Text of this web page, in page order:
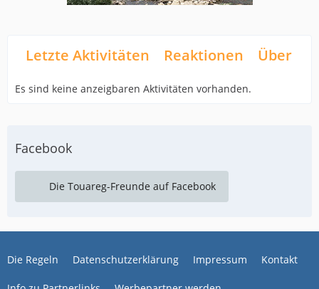
Letzte Aktivitäten Reaktionen Über
Es sind keine anzeigbaren Aktivitäten vorhanden.
Facebook
Die Touareg-Freunde auf Facebook
Die Regeln Datenschutzerklärung Impressum Kontakt